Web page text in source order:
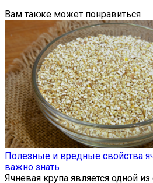
Вам также может понравиться
Полезные и вредные свойства
важно знать
Ячневая крупа является одной